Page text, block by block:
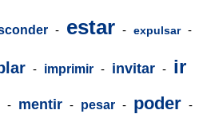
- estar - expulsar -
- imprimir - invitar - ir
- mentir - pesar - poder -